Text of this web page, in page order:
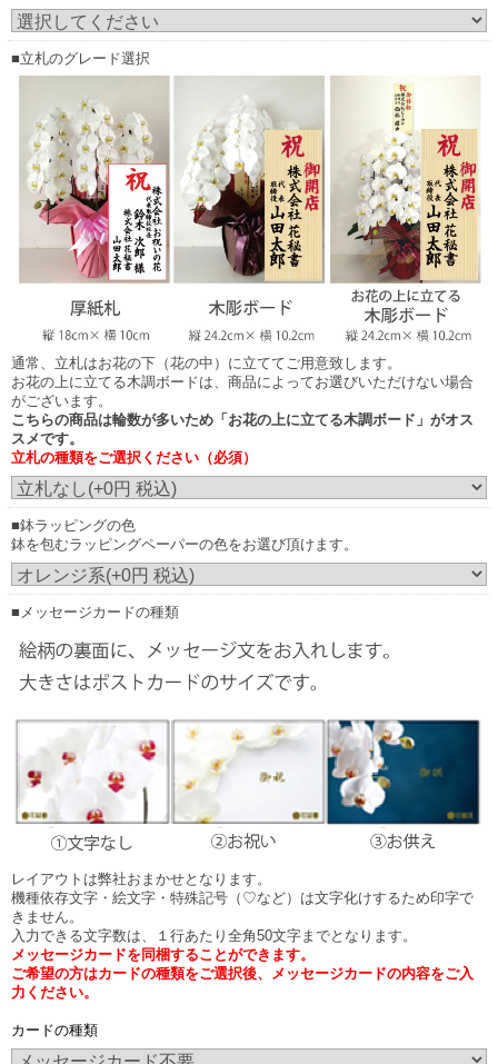
（正面からみたイメージ）
（横からみたイメージ）
お花の上に立てる木彫ボード
商品によってお選びいただけない場合がございます。
（正面からみたイメージ）
画像はイメージです。（こちらの商品は3本立ち30輪の胡蝶蘭です。）
実際にご注文いただくお花の規格により、立札の見え方が異なりますこと予め
ご了承ください。
発送のご案内時に配信される画像は、お花をメインに正面から撮影した画像の
配信となります。
お花の下（花の中）に立てた場合は立札内容が見えにくい場合もございます。
尚、実際の胡蝶蘭はアーチ状になっておりますので立札はお花に触れません。
■立札のグレード選択
通常、立札はお花の下（花の中）に立ててご用意致します。
お花の上に立てる木調ボードは、商品によってお選びいただけない場合
がございます。
こちらの商品は輪数が多いため「お花の上に立てる木調ボード」がオス
スメです。
立札の種類をご選択ください（必須）
■鉢ラッピングの色
鉢を包むラッピングペーパーの色をお選び頂けます。
■メッセージカードの種類
レイアウトは弊社おまかせとなります。
機種依存文字・絵文字・特殊記号（♡など）は文字化けするため印字で
きません。
入力できる文字数は、１行あたり全角50文字までとなります。
メッセージカードを同梱することができます。
ご希望の方はカードの種類をご選択後、メッセージカードの内容をご入
力ください。
カードの種類